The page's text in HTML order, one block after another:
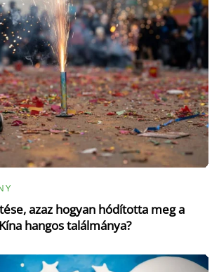
azaz hogyan hódította meg a
hangos találmánya?